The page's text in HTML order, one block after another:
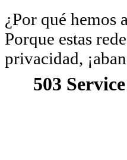
¿Por qué hemos
Porque estas
privacidad,